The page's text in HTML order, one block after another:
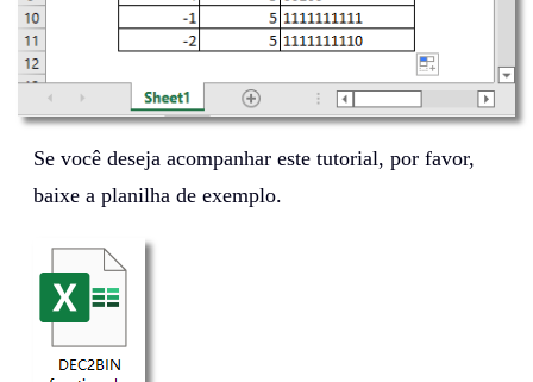
Se você deseja acompanhar este tutorial, por favor,
baixe a planilha de exemplo.